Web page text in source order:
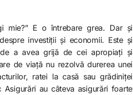
mie?” E o întrebare grea. Dar și
investiții și economii. Este și
de a avea grijă de cei apropiați și
de viață nu rezolvă durerea unei
ratei la casă sau grădiniței
au câteva asigurări foarte